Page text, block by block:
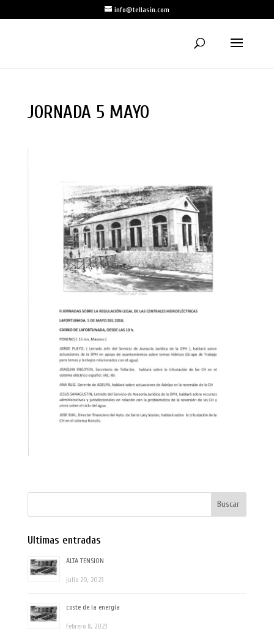
info@tellasin.com
JORNADA 5 MAYO
Ultimas entradas
ALTA TENSION
julio 20, 2023
coste de la energía
febrero 8, 2023